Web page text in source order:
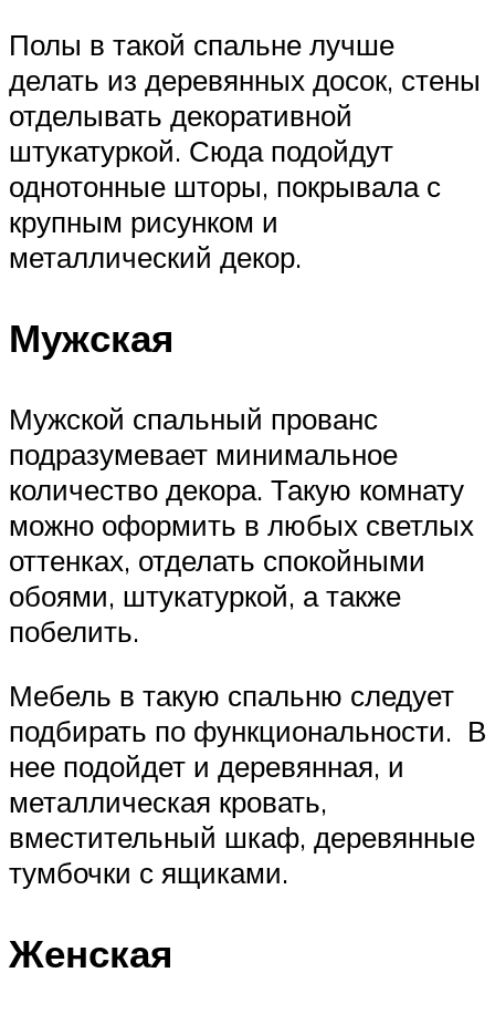
Полы в такой спальне лучше
делать из деревянных досок, стены
отделывать декоративной
штукатуркой. Сюда подойдут
однотонные шторы, покрывала с
крупным рисунком и
металлический декор.
Мужская
Мужской спальный прованс
подразумевает минимальное
количество декора. Такую комнату
можно оформить в любых светлых
оттенках, отделать спокойными
обоями, штукатуркой, а также
побелить.
Мебель в такую спальню следует
подбирать по функциональности. В
нее подойдет и деревянная, и
металлическая кровать,
вместительный шкаф, деревянные
тумбочки с ящиками.
Женская